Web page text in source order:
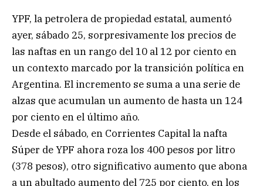
YPF, la petrolera de propiedad estatal, aumentó
ayer, sábado 25, sorpresivamente los precios de
las naftas en un rango del 10 al 12 por ciento en
un contexto marcado por la transición política en
Argentina. El incremento se suma a una serie de
alzas que acumulan un aumento de hasta un 124
por ciento en el último año.
Desde el sábado, en Corrientes Capital la nafta
Súper de YPF ahora roza los 400 pesos por litro
(378 pesos), otro significativo aumento que abona
a un abultado aumento del 725 por ciento, en los